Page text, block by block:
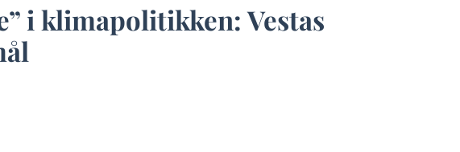
i klimapolitikken: Vestas